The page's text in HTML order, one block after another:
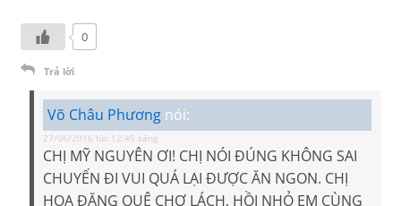
0
Trả lời
Võ Châu Phương nói:
27/06/2016 lúc 12:45 sáng
CHỊ MỸ NGUYÊN ƠI! CHỊ NÓI ĐÚNG KHÔNG SAI
CHUYẾN ĐI VUI QUÁ LẠI ĐƯỢC ĂN NGON. CHỊ
HOA ĐĂNG QUÊ CHỢ LÁCH, HỒI NHỎ EM CÙNG